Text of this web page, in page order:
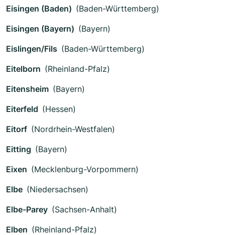
Eisingen (Baden) (Baden-Württemberg)
Eisingen (Bayern) (Bayern)
Eislingen/Fils (Baden-Württemberg)
Eitelborn (Rheinland-Pfalz)
Eitensheim (Bayern)
Eiterfeld (Hessen)
Eitorf (Nordrhein-Westfalen)
Eitting (Bayern)
Eixen (Mecklenburg-Vorpommern)
Elbe (Niedersachsen)
Elbe-Parey (Sachsen-Anhalt)
Elben (Rheinland-Pfalz)